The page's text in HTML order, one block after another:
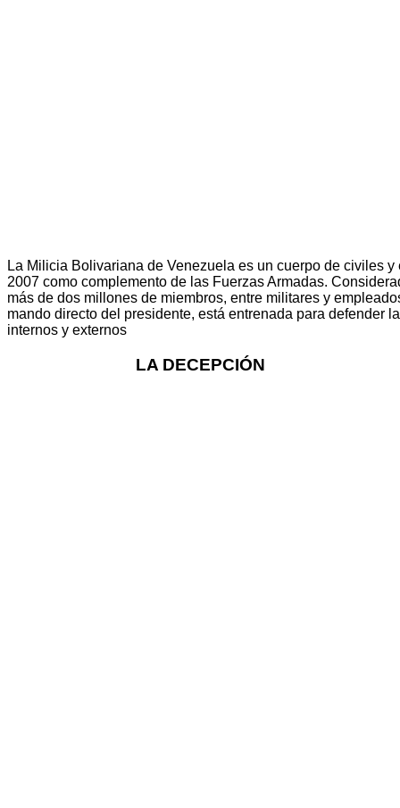
La Milicia Bolivariana de Venezuela es un cuerpo de civiles
2007 como complemento de las Fuerzas Armadas.
más de dos millones de miembros, entre militares y
mando directo del presidente, está entrenada para defender
internos y externos
LA DECEPCIÓN